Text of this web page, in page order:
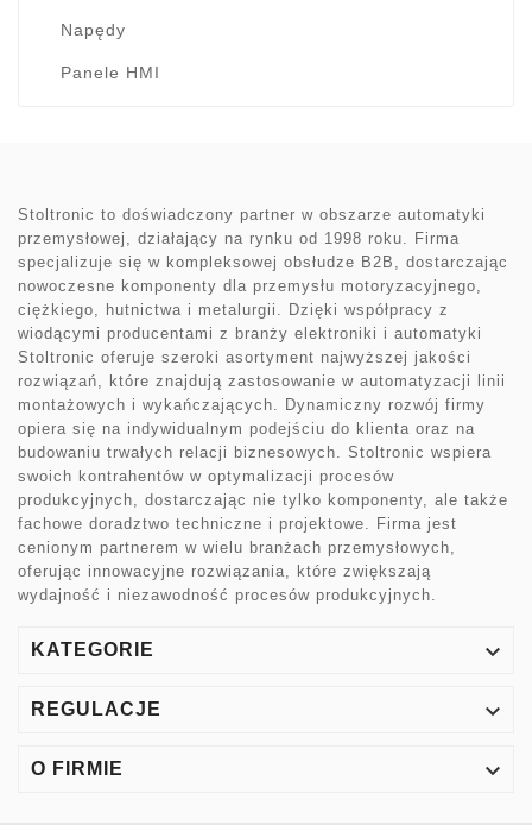
Napędy
Panele HMI
Stoltronic to doświadczony partner w obszarze automatyki
przemysłowej, działający na rynku od 1998 roku. Firma
specjalizuje się w kompleksowej obsłudze B2B, dostarczając
nowoczesne komponenty dla przemysłu motoryzacyjnego,
ciężkiego, hutnictwa i metalurgii. Dzięki współpracy z
wiodącymi producentami z branży elektroniki i automatyki
Stoltronic oferuje szeroki asortyment najwyższej jakości
rozwiązań, które znajdują zastosowanie w automatyzacji linii
montażowych i wykańczających. Dynamiczny rozwój firmy
opiera się na indywidualnym podejściu do klienta oraz na
budowaniu trwałych relacji biznesowych. Stoltronic wspiera
swoich kontrahentów w optymalizacji procesów
produkcyjnych, dostarczając nie tylko komponenty, ale także
fachowe doradztwo techniczne i projektowe. Firma jest
cenionym partnerem w wielu branżach przemysłowych,
oferując innowacyjne rozwiązania, które zwiększają
wydajność i niezawodność procesów produkcyjnych.
KATEGORIE 
REGULACJE 
O FIRMIE 